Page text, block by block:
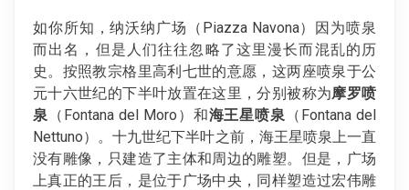
如你所知，纳沃纳广场（Piazza Navona）因为喷泉
而出名，但是人们往往忽略了这里漫长而混乱的历
史。按照教宗格里高利七世的意愿，这两座喷泉于公
元十六世纪的下半叶放置在这里，分别被称为摩罗喷
泉 （Fontana del Moro）和海王星喷泉 （Fontana del
Nettuno）。十九世纪下半叶之前，海王星喷泉上一直
没有雕像，只建造了主体和周边的雕塑。但是，广场
上真正的王后，是位于广场中央，同样塑造过宏伟雕